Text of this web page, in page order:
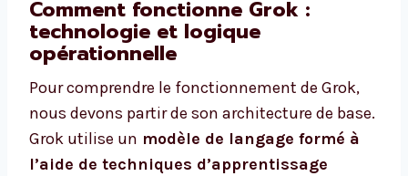
Comment fonctionne Grok :
technologie et logique
opérationnelle
Pour comprendre le fonctionnement de Grok,
nous devons partir de son architecture de base.
Grok utilise un modèle de langage formé à
l’aide de techniques d’apprentissage